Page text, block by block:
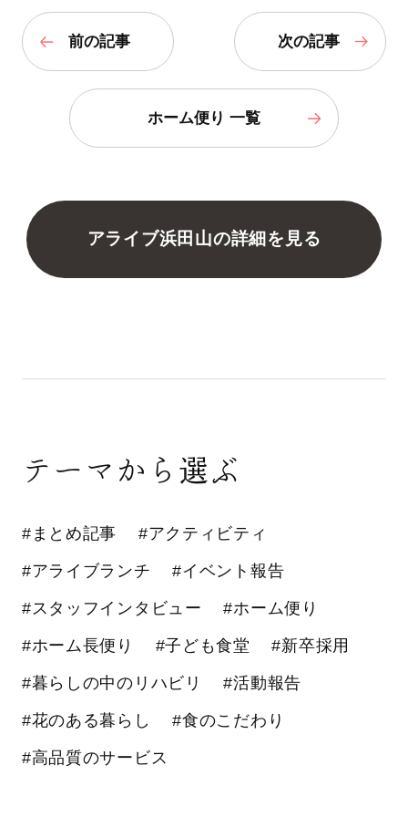
前の記事 次の記事
ホーム便り 一覧
アライブ浜田山の詳細を見る
テーマから選ぶ
#まとめ記事 #アクティビティ
#アライブランチ #イベント報告
#スタッフインタビュー #ホーム便り
#ホーム長便り #子ども食堂 #新卒採用
#暮らしの中のリハビリ #活動報告
#花のある暮らし #食のこだわり
#高品質のサービス